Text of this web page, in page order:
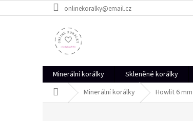
na
onlinekoralky@email.cz
Minerální korálky Skleněné korálky
Domů Minerální korálky Howlit 6